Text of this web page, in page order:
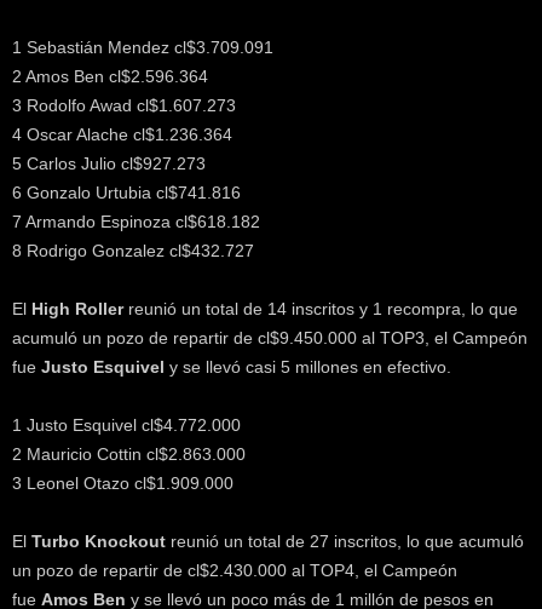
1 Sebastián Mendez cl$3.709.091
2 Amos Ben cl$2.596.364
3 Rodolfo Awad cl$1.607.273
4 Oscar Alache cl$1.236.364
5 Carlos Julio cl$927.273
6 Gonzalo Urtubia cl$741.816
7 Armando Espinoza cl$618.182
8 Rodrigo Gonzalez cl$432.727
El High Rollerreunió un total de 14 inscritos y 1 recompra, lo que
acumuló un pozo de repartir de cl$9.450.000 al TOP3, el Campeón
fue Justo Esquivel y se llevó casi 5 millones en efectivo.
1 Justo Esquivel cl$4.772.000
2 Mauricio Cottin cl$2.863.000
3 Leonel Otazo cl$1.909.000
El Turbo Knockout reunió un total de 27 inscritos, lo que acumuló
un pozo de repartir de cl$2.430.000 al TOP4, el Campeón
fue Amos Ben y se llevó un poco más de 1 millón de pesos en